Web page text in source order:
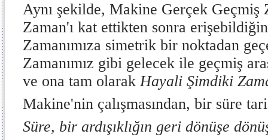
Aynı şekilde, Makine Gerçek Geçmiş
Zaman'ı kat ettikten sonra
Zamanımıza simetrik bir noktadan
Zamanımız gibi gelecek ile geçmiş
ve ona tam olarakHayali Şimdiki
Makine'nin çalışmasından, bir süre
Süre, bir ardışıklığın geri dönüşe